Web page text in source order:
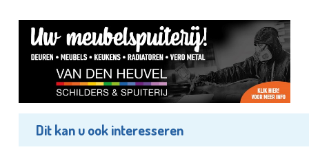
Dit kan u ook interesseren